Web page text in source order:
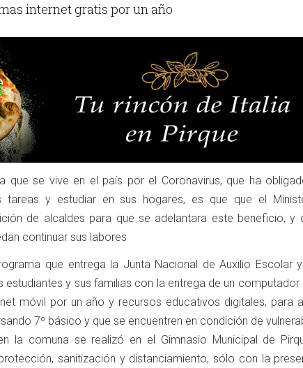
internet gratis por un año
que se vive en el país por el Coronavirus, que ha
tareas y estudiar en sus hogares, es que que el
de alcaldes para que se adelantara este beneficio, y
continuar sus labores
que entrega la Junta Nacional de Auxilio Escolar
estudiantes y sus familias con la entrega de un computador
móvil por un año y recursos educativos digitales, para
7º básico y que se encuentren en condición de
la comuna se realizó en el Gimnasio Municipal de
sanitización y distanciamiento, sólo con la